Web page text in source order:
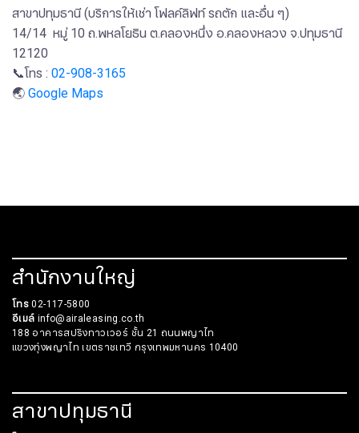
สาขาปทุมธานี (บริการให้เช่า โฟลค์ลิฟท์ รถตัก และอื่น ๆ)
14/14 หมู่ 10 ถ.พหลโยธิน ต.คลองหนึ่ง อ.คลองหลวง จ.ปทุมธานี
12120
📞โทร : 02-908-3165
🌏Google Maps
สำนักงานใหญ่
โทร02-117-5800
อีเมล์ info@airaleasing.co.th
188 อาคารสปริงทาวเวอร์ ชั้น 21 ถนนพญาไท
แขวงทุ่งพญาไท เขตราชเทวี กรุงเทพมหานคร 10400
สาขาปทุมธานี